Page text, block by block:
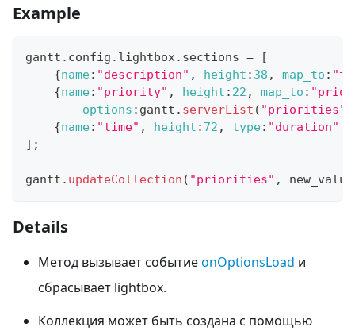
Example
gantt . config . lightbox. sections =
[
{name: "description" , height : 38 , map_to :
{name: "priority" , height : 22 , map_to :
options : gantt . serverList ( "priorities"
{name: "time" , height : 72 , type: "duration" ,
] ;
gantt . updateCollection ( "priorities" ,
Details
Метод вызывает событиеonOptionsLoad и
сбрасывает lightbox.
Коллекция может быть создана с помощью